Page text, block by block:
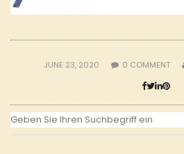
JUNE 23, 2020 0 COMMENT